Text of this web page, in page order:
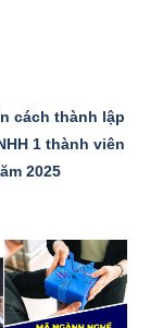
cách thành lập
1 thành viên
2025